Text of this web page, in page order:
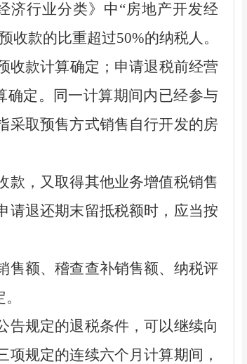
行业分类》中“房地产开发经
收款的比重超过50%的纳税人。
收款计算确定；申请退税前经营
确定。同一计算期间内已经参与
采取预售方式销售自行开发的房
，又取得其他业务增值税销售
请退还期末留抵税额时，应当按
额、稽查查补销售额、纳税评
规定的退税条件，可以继续向
规定的连续六个月计算期间，